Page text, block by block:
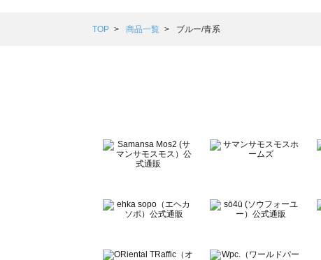
Samansa Mos2 Lagom（サマンサモスモス ラーゴム）の一覧
BETTY'S BLUE（べティーズブルー）の一覧
Wpc.（ワールドパーティー）の一覧
TOP 商品一覧 ブルー/青系